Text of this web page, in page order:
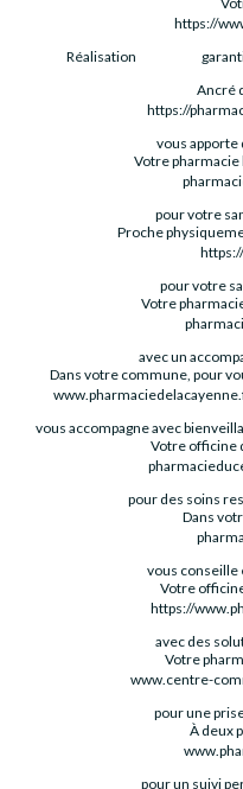
Réalisation
https://
Ancré
https://
vous apporte
Votre
pour votre
Proche
pour votre
Votre
avec un
Dans votre commune, pour
vous accompagne avec
Votre officine
pour des soins
Dans
vous conseille
Votre
https://
avec des
Votre
www.centre-
pour une
À deux
pour un suivi